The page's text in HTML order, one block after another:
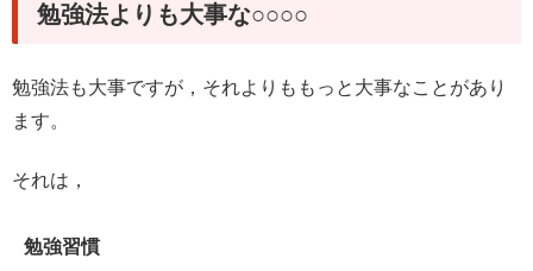
勉強法よりも大事な○○○○
勉強法も大事ですが，それよりももっと大事なことがあり
ます。
それは，
勉強習慣